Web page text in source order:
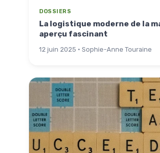
DOSSIERS
La logistique moderne de la
aperçu fascinant
12 juin 2025 · Sophie-Anne Touraine